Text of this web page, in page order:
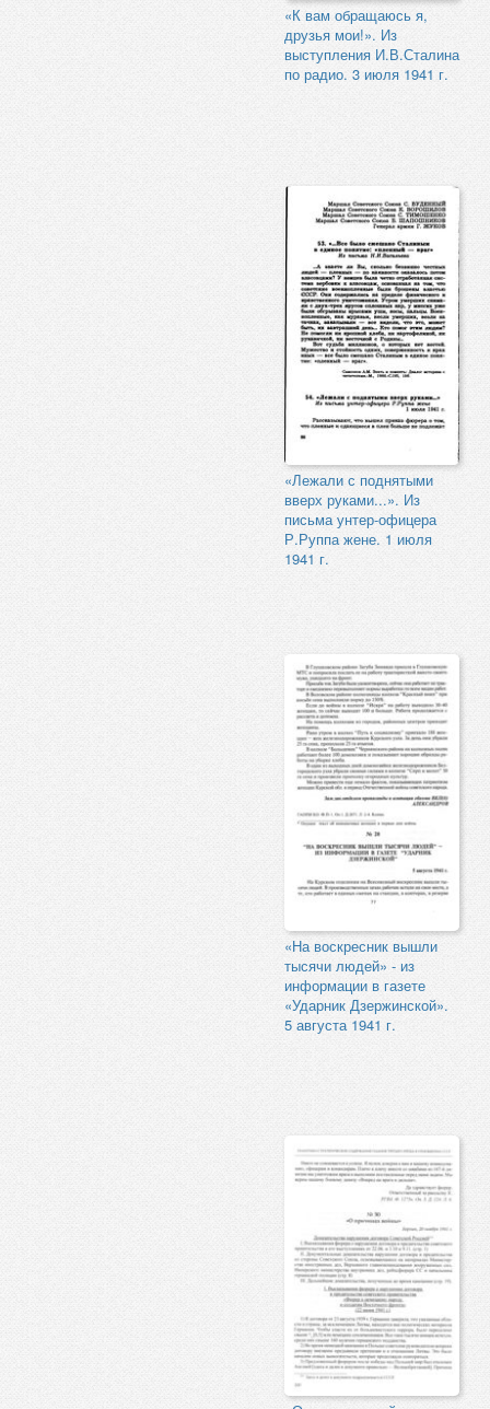
«К вам обращаюсь я,
друзья мои!». Из
выступления И.В.Сталина
по радио. 3 июля 1941 г.
«Лежали с поднятыми
вверх руками...». Из
письма унтер-офицера
Р.Руппа жене. 1 июля
1941 г.
«На воскресник вышли
тысячи людей» - из
информации в газете
«Ударник Дзержинской».
5 августа 1941 г.